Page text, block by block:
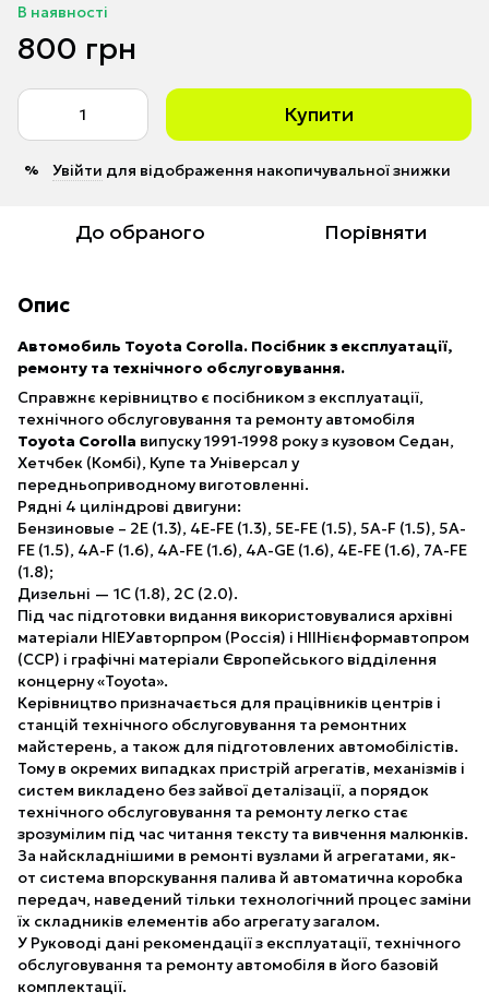
В наявності
800 грн
Купити
% Увійти для відображення накопичувальної знижки
До обраного Порівняти
Опис
Автомобиль Toyota Corolla. Посібник з експлуатації,
ремонту та технічного обслуговування.
Справжнє керівництво є посібником з експлуатації,
технічного обслуговування та ремонту автомобіля
Toyota Corolla випуску 1991-1998 року з кузовом Седан,
Хетчбек (Комбі), Купе та Універсал у
передньоприводному виготовленні.
Рядні 4 циліндрові двигуни:
Бензиновые – 2E (1.3), 4E-FE (1.3), 5E-FE (1.5), 5A-F (1.5), 5A-
FE (1.5), 4A-F (1.6), 4A-FE (1.6), 4A-GE (1.6), 4E-FE (1.6), 7A-FE
(1.8);
Дизельні — 1C (1.8), 2C (2.0).
Під час підготовки видання використовувалися архівні
матеріали НІЕУавторпром (Россія) і НІІНiєнформавтопром
(ССР) і графічні матеріали Європейського відділення
концерну «Toyota».
Керівництво призначається для працівників центрів і
станцій технічного обслуговування та ремонтних
майстерень, а також для підготовлених автомобілістів.
Тому в окремих випадках пристрій агрегатів, механізмів і
систем викладено без зайвої деталізації, а порядок
технічного обслуговування та ремонту легко стає
зрозумілим під час читання тексту та вивчення малюнків.
За найскладнішими в ремонті вузлами й агрегатами, як-
от система впорскування палива й автоматична коробка
передач, наведений тільки технологічний процес заміни
їх складників елементів або агрегату загалом.
У Руководі дані рекомендації з експлуатації, технічного
обслуговування та ремонту автомобіля в його базовій
комплектації.